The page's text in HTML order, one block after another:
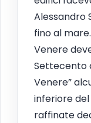
Alessandro
fino al
Venere
Settecento
Venere”
inferiore
raffinate